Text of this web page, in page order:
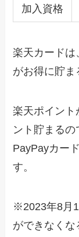
加入資格
楽天カードは
がお得に貯ま
楽天ポイント
ント貯まるの
PayPayカー
す。
※2023年8月
ができなくな